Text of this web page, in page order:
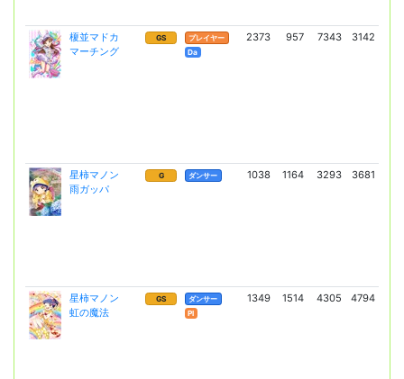
榎並マドカ
マーチング
GS
プレイヤー
Da
2373 957 7343 3142
星柿マノン
雨ガッパ
G ダンサー 1038 1164 3293 3681
星柿マノン
虹の魔法
GS
ダンサー
Pl
1349 1514 4305 4794